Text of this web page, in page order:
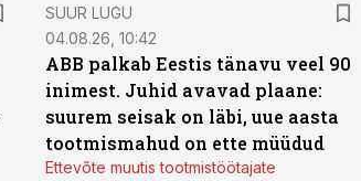
SUUR LUGU
04.08.26, 10:42
ABB palkab Eestis tänavu veel 90
inimest. Juhid avavad plaane:
suurem seisak on läbi, uue aasta
tootmismahud on ette müüdud
Ettevõte muutis tootmistöötajate